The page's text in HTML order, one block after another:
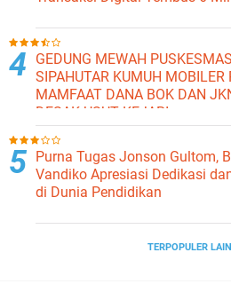
GEDUNG MEWAH PUSKESMAS
SIPAHUTAR KUMUH MOBILER
MAMFAAT DANA BOK DAN
DESAK USUT KEJARI
Purna Tugas Jonson Gultom,
Vandiko Apresiasi Dedikasi
di Dunia Pendidikan
TERPOPULER